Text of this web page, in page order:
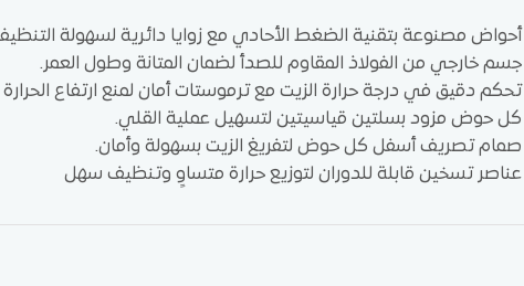
أحواض مصنوعة بتقنية الضغط الأحادي مع زوايا دائرية لسهولة
جسم خارجي من الفولاذ المقاوم للصدأ لضمان المتانة وطول العمر.
تحكم دقيق في درجة حرارة الزيت مع ترموستات أمان لمنع ارتفاع الحرارة
كل حوض مزود بسلتين قياسيتين لتسهيل عملية القلي.
صمام تصريف أسفل كل حوض لتفريغ الزيت بسهولة وأمان.
عناصر تسخين قابلة للدوران لتوزيع حرارة متساوٍ وتنظيف سهل